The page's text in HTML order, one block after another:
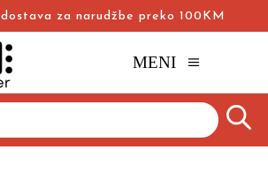
dostava za narudžbe preko 100KM
MENI